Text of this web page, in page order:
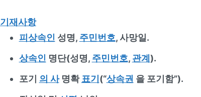
기재사항
피상속인 성명, 주민번호, 사망일.
상속인 명단(성명, 주민번호, 관계 ).
포기 의 사명확 표기 (“상속권 을 포기함”).